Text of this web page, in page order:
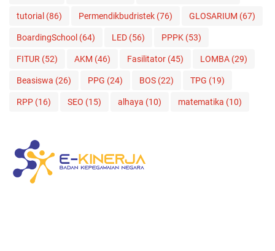
tutorial (86) Permendikbudristek (76) GLOSARIUM (67)
BoardingSchool (64) LED (56) PPPK (53)
FITUR (52) AKM (46) Fasilitator (45) LOMBA (29)
Beasiswa (26) PPG (24) BOS (22) TPG (19)
RPP (16) SEO (15) alhaya (10) matematika (10)